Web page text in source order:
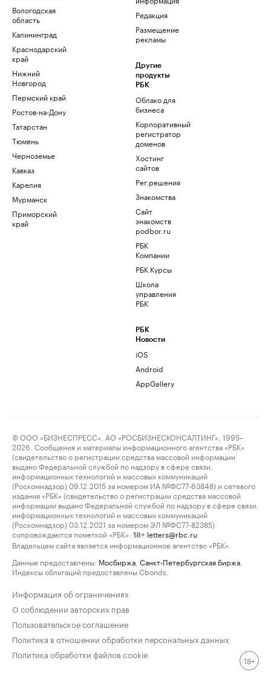
Вологодская
область
Калининград
Краснодарский
край
Нижний
Новгород
Пермский край
Ростов-на-Дону
Татарстан
Тюмень
Черноземье
Кавказ
Карелия
Мурманск
Приморский
край
Редакция
Размещение
рекламы
Другие
продукты
РБК
Облако для
бизнеса
Корпоративный
регистратор
доменов
Хостинг
сайтов
Рег.решения
Знакомства
Сайт
знакомств
podbor.ru
РБК
Компании
РБК Курсы
Школа
управления
РБК
РБК
Новости
iOS
Android
AppGallery
© ООО «БИЗНЕСПРЕСС», АО «РОСБИЗНЕСКОНСАЛТИНГ», 1995–
2026. Сообщения и материалы информационного агентства «РБК»
(свидетельство о регистрации средства массовой информации
выдано Федеральной службой по надзору в сфере связи,
информационных технологий и массовых коммуникаций
(Роскомнадзор) 09.12.2015 за номером ИА №ФС77-63848) и сетевого
издания «РБК» (свидетельство о регистрации средства массовой
информации выдано Федеральной службой по надзору в сфере связи,
информационных технологий и массовых коммуникаций
(Роскомнадзор) 03.12.2021 за номером ЭЛ №ФС77-82385)
сопровождаются пометкой «РБК».
18+ letters@rbc.ru
Владельцем сайта является информационное агентство «РБК».
Данные предоставлены: Мосбиржа Санкт-Петербургская биржа
Индексы облигаций предоставлены Cbonds.
Информация об ограничениях
О соблюдении авторских прав
Пользовательское соглашение
Политика в отношении обработки персональных данных
Политика обработки файлов cookie
18+